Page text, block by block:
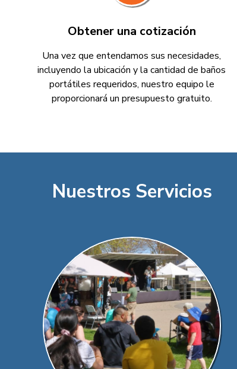
Obtener una cotización
Una vez que entendamos sus necesidades,
incluyendo la ubicación y la cantidad de baños
portátiles requeridos, nuestro equipo le
proporcionará un presupuesto gratuito.
Nuestros Servicios